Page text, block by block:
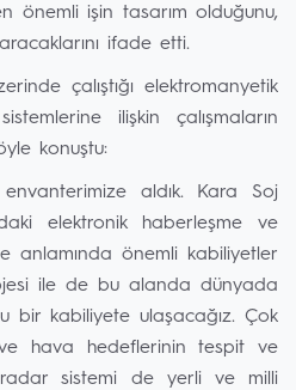
önemli işin tasarım olduğunu,
ifade etti.
çalıştığı elektromanyetik
ilişkin çalışmaların
konuştu:
aldık. Kara Soj
elektronik haberleşme ve
anlamında önemli kabiliyetler
ile de bu alanda dünyada
bir kabiliyete ulaşacağız. Çok
hava hedeflerinin tespit ve
radar sistemi de yerli ve milli